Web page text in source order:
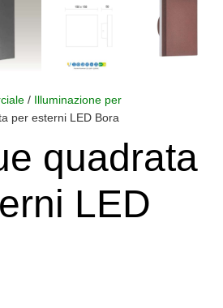
/ Illuminazione per
per esterni LED Bora
quadrata
LED